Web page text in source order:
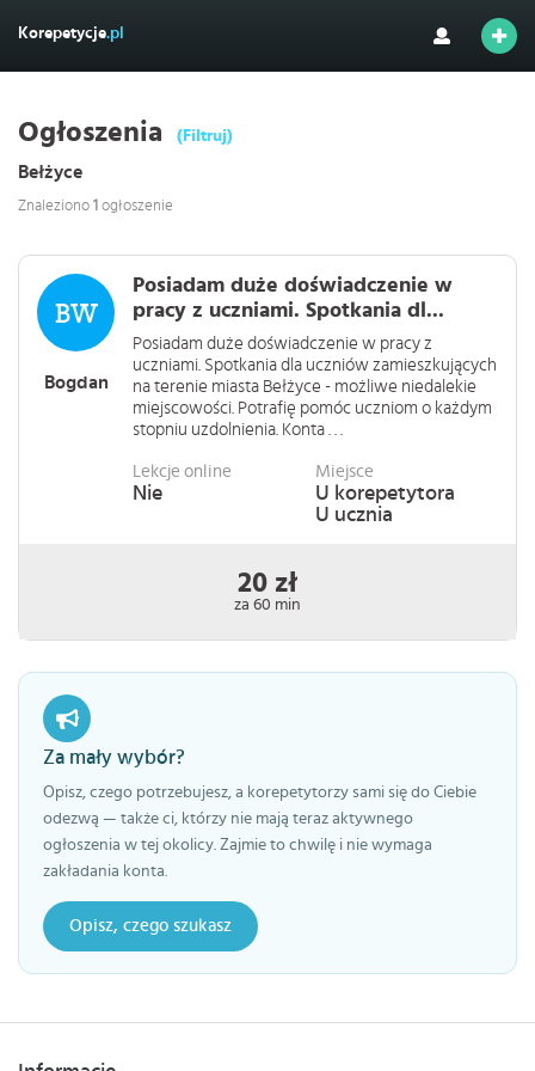
Korepetycje.pl
Ogłoszenia (Filtruj)
Bełżyce
Znaleziono 1 ogłoszenie
Bogdan
Posiadam duże doświadczenie w
pracy z uczniami. Spotkania dl...
Posiadam duże doświadczenie w pracy z
uczniami. Spotkania dla uczniów zamieszkujących
na terenie miasta Bełżyce - możliwe niedalekie
miejscowości. Potrafię pomóc uczniom o każdym
stopniu uzdolnienia. Konta . . .
Lekcje online
Nie
Miejsce
U korepetytora
U ucznia
20 zł
za 60 min
Za mały wybór?
Opisz, czego potrzebujesz, a korepetytorzy sami się do Ciebie
odezwą — także ci, którzy nie mają teraz aktywnego
ogłoszenia w tej okolicy. Zajmie to chwilę i nie wymaga
zakładania konta.
Opisz, czego szukasz